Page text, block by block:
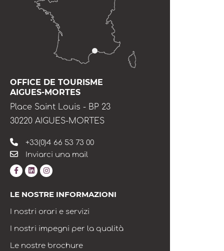
OFFICE DE TOURISME
AIGUES-MORTES
Place Saint Louis - BP 23
30220 AIGUES-MORTES
+33(0)4 66 53 73 00
Inviarci una mail
LE NOSTRE INFORMAZIONI
I nostri orari e servizi
I nostri impegni per la qualità
Le nostre brochure